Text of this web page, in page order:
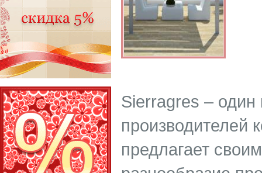
Sierragres – один
производителей
предлагает